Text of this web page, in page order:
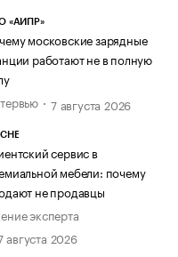
«АИПР»
московские зарядные
работают не в полную
7 августа 2026
сервис в
мебели: почему
не продавцы
эксперта
августа 2026